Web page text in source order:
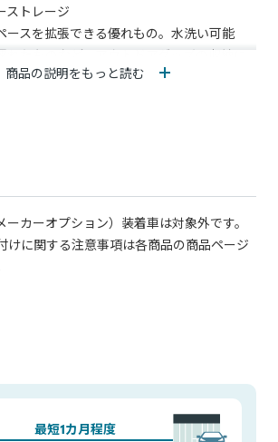
ストレージ
ースを拡張できる優れもの。水洗い可能
れたものなど、アウトドアグッズの収納に
ックス
トレージにジャストフィットする専用設計
、スッキリ快適に整理整頓できます。アウ
ど様々なシーンで自由にお使いいただけま
商品の説明をもっと読む
カーオプション）装着車は対象外です。
に関する注意事項は各商品の商品ページ
最短1カ月程度